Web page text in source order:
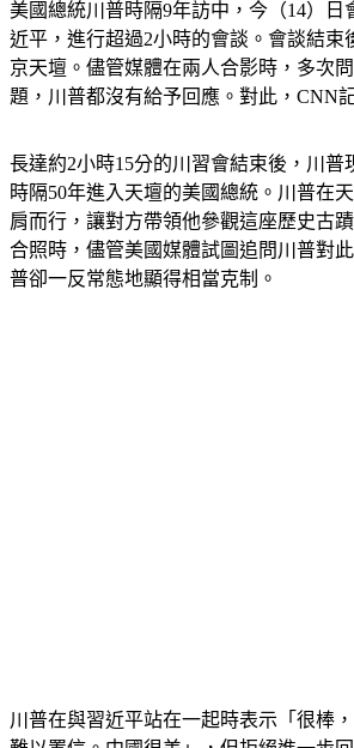
美國總統川普時隔9年訪中，今（14）日
近平，進行超過2小時的會談。會談結束
京天壇。儘管媒體在兩人合影時，多次
長達約2小時15分的川習會結束後，川普
時隔50年進入天壇的美國總統。川普在
肩而行，讓對方帶領他參觀這座歷史古
合照時，儘管美國媒體試圖追問川普對